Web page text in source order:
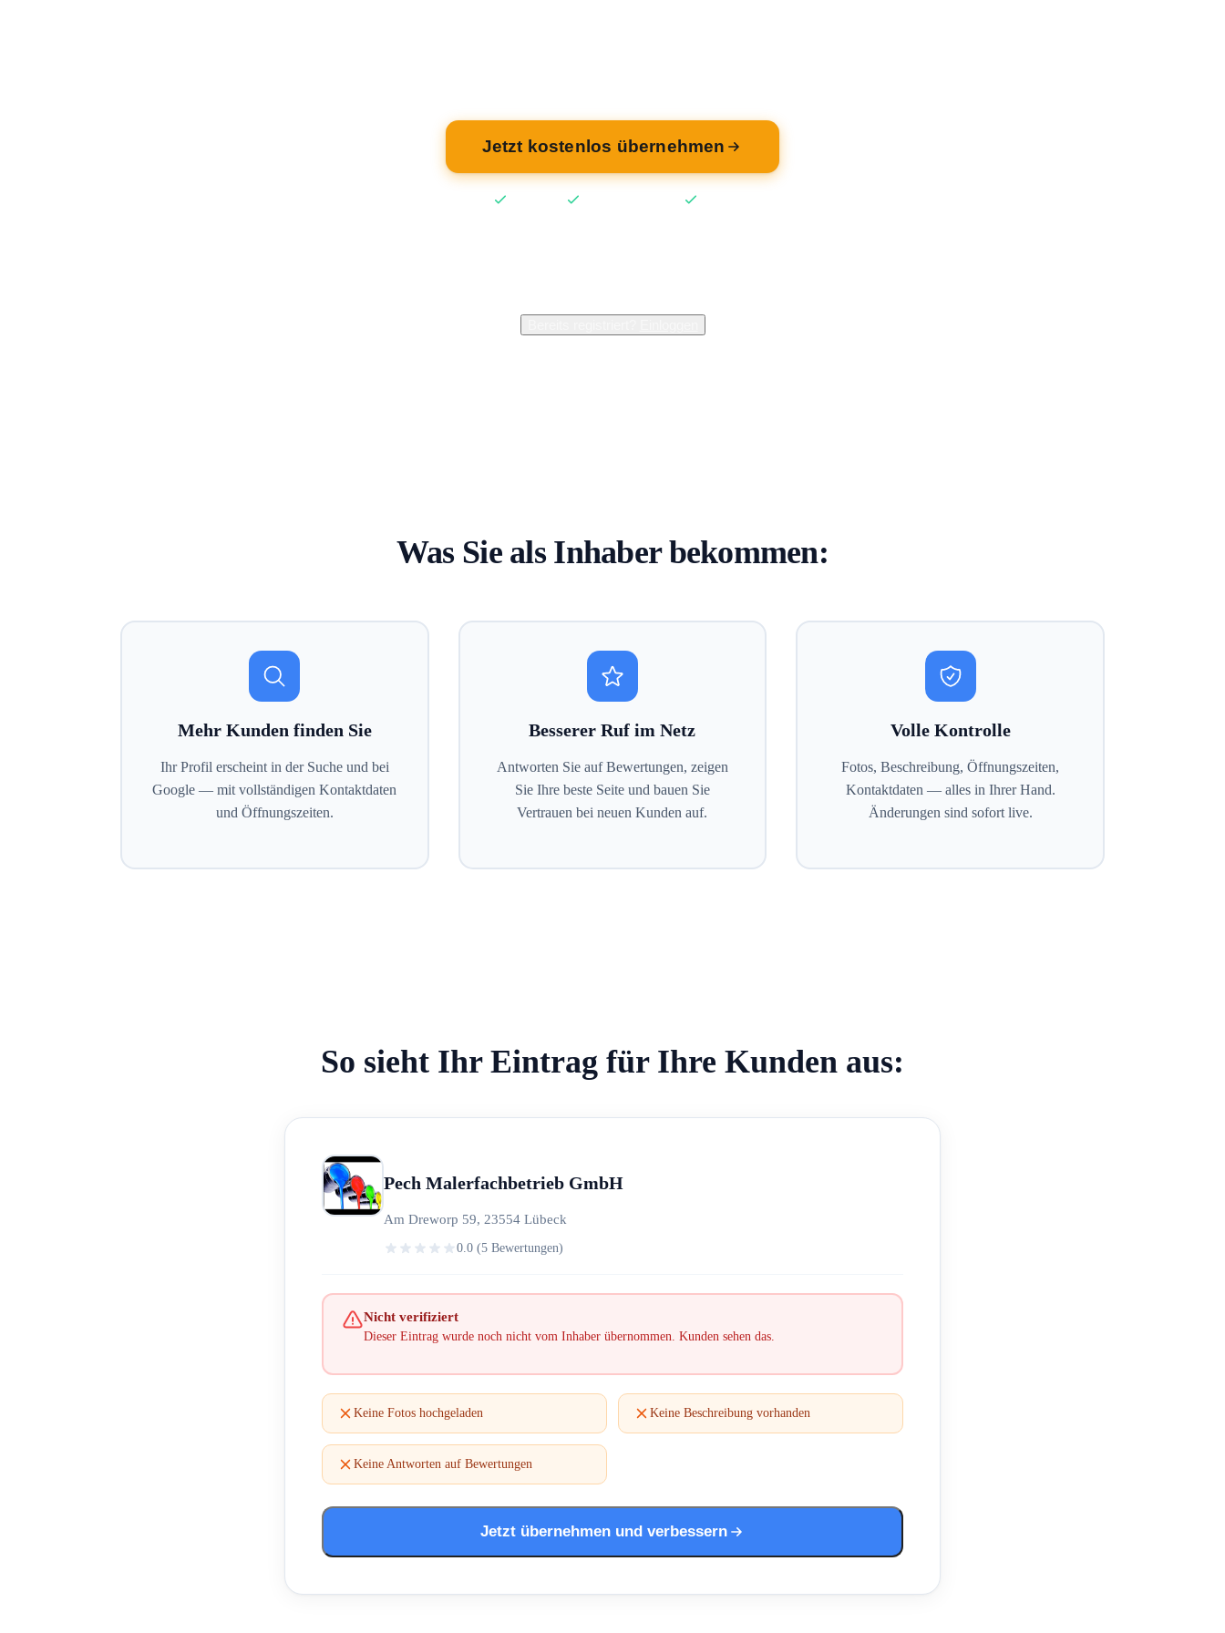
Jetzt kostenlos übernehmen
Was Sie als Inhaber bekommen:
Mehr Kunden finden Sie
Ihr Profil erscheint in der Suche und bei
Google — mit vollständigen Kontaktdaten
und Öffnungszeiten.
Besserer Ruf im Netz
Antworten Sie auf Bewertungen, zeigen
Sie Ihre beste Seite und bauen Sie
Vertrauen bei neuen Kunden auf.
Volle Kontrolle
Fotos, Beschreibung, Öffnungszeiten,
Kontaktdaten — alles in Ihrer Hand.
Änderungen sind sofort live.
So sieht Ihr Eintrag für Ihre Kunden aus:
Pech Malerfachbetrieb GmbH
Am Dreworp 59, 23554 Lübeck
0.0 (5 Bewertungen)
Nicht verifiziert
Dieser Eintrag wurde noch nicht vom Inhaber übernommen. Kunden sehen das.
Keine Fotos hochgeladen Keine Beschreibung vorhanden
Keine Antworten auf Bewertungen
Jetzt übernehmen und verbessern